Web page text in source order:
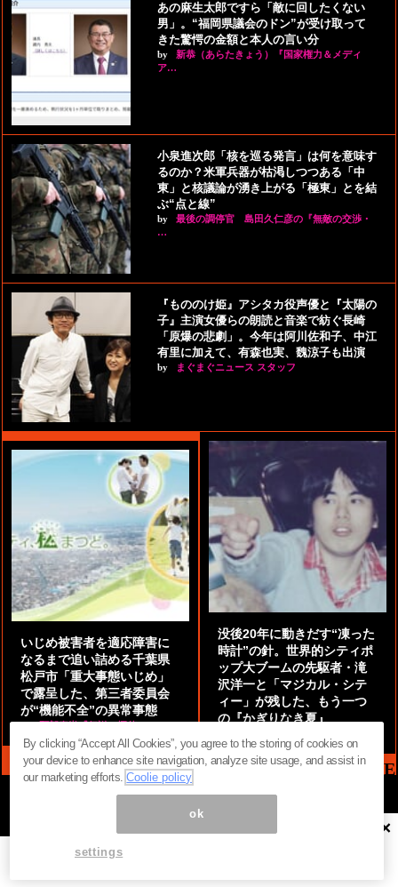
あの麻生太郎ですら「敵に回したくない
男」。“福岡県議会のドン”が受け取って
きた驚愕の金額と本人の言い分
by
新恭（あらたきょう）『国家権力＆メディ
ア…
小泉進次郎「核を巡る発言」は何を意味す
るのか？米軍兵器が枯渇しつつある「中
東」と核議論が湧き上がる「極東」とを結
ぶ“点と線”
by
最後の調停官 島田久仁彦の『無敵の交渉・
…
『もののけ姫』アシタカ役声優と『太陽の
子』主演女優らの朗読と音楽で紡ぐ長崎
「原爆の悲劇」。今年は阿川佐和子、中江
有里に加えて、有森也実、魏涼子も出演
by まぐまぐニュース スタッフ
いじめ被害者を適応障害に
なるまで追い詰める千葉県
松戸市「重大事態いじめ」
で露呈した、第三者委員会
が“機能不全”の異常事態
by 阿部泰尚『伝説の探偵』
没後20年に動きだす“凍った
時計”の針。世界的シティポ
ップ大ブームの先駆者・滝
沢洋一と「マジカル・シテ
ィー」が残した、もう一つ
の『かぎりなき夏』
MAG2 NEWS HEADLINE
ページ内の商標は全て商標権者に属します。無断転載を禁じます。 ©
まぐまぐ！
×
By clicking “Accept All Cookies”, you agree to the storing of cookies on
your device to enhance site navigation, analyze site usage, and assist in
our marketing efforts.Coolie policy
ok
settings